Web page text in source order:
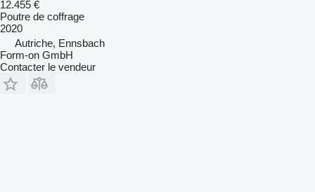
12.455 €
Poutre de coffrage
2020
Autriche, Ennsbach
Form-on GmbH
Contacter le vendeur